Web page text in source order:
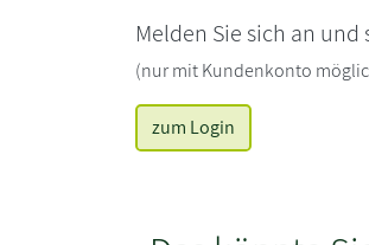
Melden Sie sich an und
(nur mit Kundenkonto
zum Login